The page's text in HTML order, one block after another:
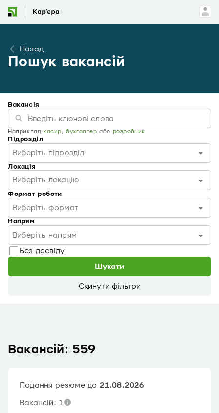
Назад
Пошук вакансій
Вакансія
Наприклад касир,бухгалтер або розробник
Підрозділ
Виберіть підрозділ
Локація
Виберіть локацію
Формат роботи
Виберіть формат
Напрям
Виберіть напрям
Без досвіду
Шукати
Скинути фільтри
Вакансій: 559
Подання резюме до 21.08.2026
Вакансій: 1